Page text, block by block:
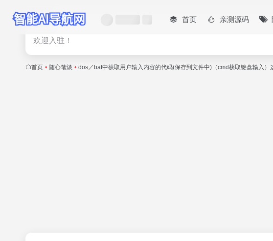
首页 亲测源码
热门
欢迎入驻！
首页 • 随心笔谈 • dos／bat中获取用户输入内容的代码(保存到文件中)（cmd获取键盘输入）